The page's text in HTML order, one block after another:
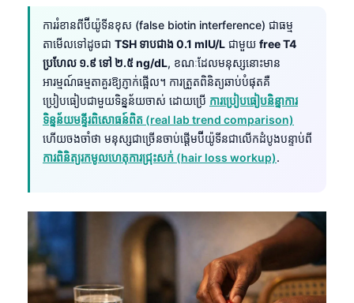
ការរំខានពីប៊ីយ៉ូទីនខុស (false biotin interference) ជាធម្ម
តាមើលទៅដូចជា TSH ទាបជាង 0.1 mIU/L ជាមួយ free T4
ប្រហែល ១.៩ ទៅ ២.៥ ng/dL, ខណៈដែលមនុស្សនោះមាន
អារម្មណ៍ធម្មតាគួរឱ្យភ្ញាក់ផ្អើល។ ការត្រួតពិនិត្យឆាប់បំផុតគឺ
ប្រៀបធៀបជាមួយទិន្នន័យចាស់ ដោយប្រើ ការប្រៀបធៀបនិន្នាការ
ទិន្នន័យមន្ទីរពិសោធន៍ពិត (real lab trend comparison)
ហើយចងចាំថា មនុស្សជាច្រើនចាប់ផ្តើមប៊ីយ៉ូទីនជាលើកដំបូងបន្ទាប់ពី
ការពិនិត្យរកមូលហេតុការជ្រុះសក់ (hair loss workup).